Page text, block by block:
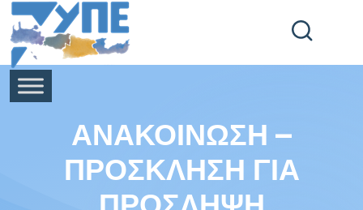
End Header Section -->
ΑΝΑΚΟΙΝΩΣΗ –
ΠΡΟΣΚΛΗΣΗ ΓΙΑ